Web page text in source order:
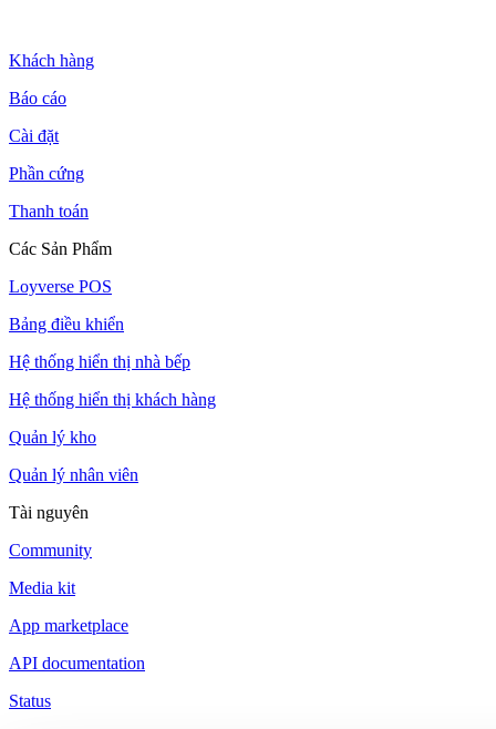
Khách hàng
Báo cáo
Cài đặt
Phần cứng
Thanh toán
Các Sản Phẩm
Loyverse POS
Bảng điều khiển
Hệ thống hiển thị nhà bếp
Hệ thống hiển thị khách hàng
Quản lý kho
Quản lý nhân viên
Tài nguyên
Community
Media kit
App marketplace
API documentation
Status